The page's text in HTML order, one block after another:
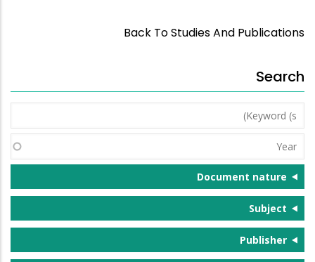
Back To Studies And Publications
Search
Keyword
(s)
Year
Document nature
Subject
Publisher